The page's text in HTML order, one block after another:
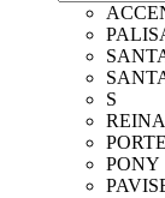
S
REINA
PONY